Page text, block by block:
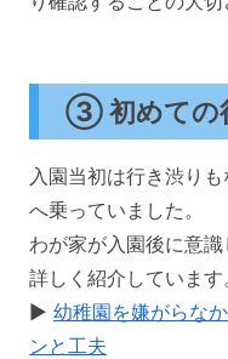
③ 初めての
入園当初は行き渋り
へ乗っていました。
わが家が入園後に意
詳しく紹介しています
▶︎ 幼稚園を嫌がらな
ンと工夫